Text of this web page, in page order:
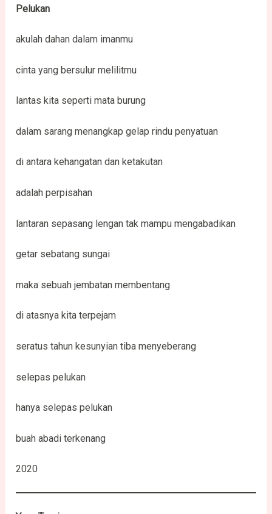
Pelukan
akulah dahan dalam imanmu
cinta yang bersulur melilitmu
lantas kita seperti mata burung
dalam sarang menangkap gelap rindu penyatuan
di antara kehangatan dan ketakutan
adalah perpisahan
lantaran sepasang lengan tak mampu mengabadikan
getar sebatang sungai
maka sebuah jembatan membentang
di atasnya kita terpejam
seratus tahun kesunyian tiba menyeberang
selepas pelukan
hanya selepas pelukan
buah abadi terkenang
2020